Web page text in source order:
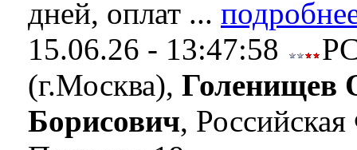
дней, оплат ...
15.06.26 - 13:47:58
(г.Москва), Голенищев
Борисович,